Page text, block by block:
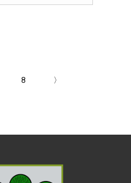
8 〉